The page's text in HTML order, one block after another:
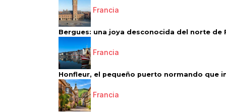
Francia
Bergues: una joya desconocida del norte de
Francia
Honfleur, el pequeño puerto normando que
Francia